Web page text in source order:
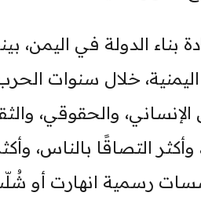
بناء الدولة في
خلال سنوات
والحقوقي،
وأكثر التصاقًا
رسمية انهارت أو